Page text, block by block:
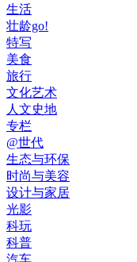
生活
壮龄go!
特写
美食
旅行
文化艺术
人文史地
专栏
@世代
生态与环保
时尚与美容
设计与家居
光影
科玩
科普
汽车